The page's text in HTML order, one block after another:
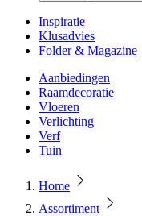
Inspiratie
Klusadvies
Folder & Magazine
Aanbiedingen
Raamdecoratie
Vloeren
Verlichting
Verf
Tuin
Home
Assortiment